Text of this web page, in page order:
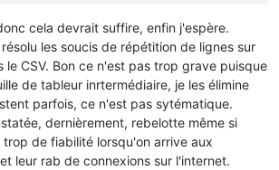
.1.73
xxxxxxxx
tasmota_%06X
cela devrait suffire, enfin j'espère.
les soucis de répétition de lignes sur
le CSV. Bon ce n'est pas trop grave puisque
de tableur inrtermédiaire, je les élimine
parfois, ce n'est pas sytématique.
dernièrement, rebelotte même si
de fiabilité lorsqu'on arrive aux
leur rab de connexions sur l'internet.